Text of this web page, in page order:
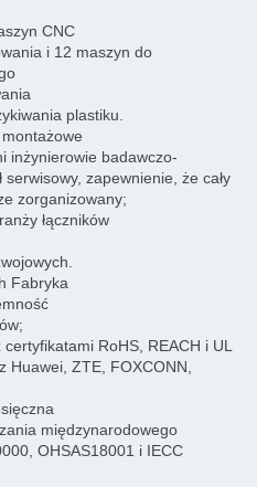
CNC
i 12 maszyn do
plastiku.
inżynierowie badawczo-
zapewnienie, że cały
zorganizowany;
łączników
Fabryka
RoHS, REACH i UL
Huawei, ZTE, FOXCONN,
międzynarodowego
OHSAS18001 i IECC